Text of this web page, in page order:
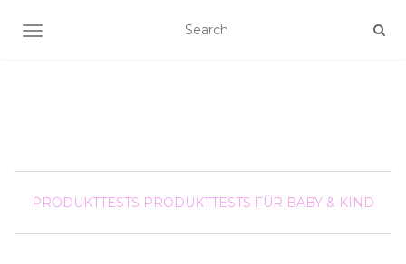
SCHALTE NAVIGATION
PRODUKTTESTS PRODUKTTESTS FÜR BABY & KIND